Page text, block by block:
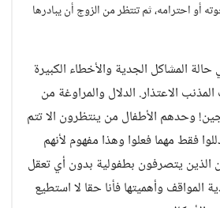
أو احترامه، ثم تنتظر من الزوج أن يبادرها
المشاكل الجدية والأخطاء الكبيرة
الاعتذار. الدلال والمراوغة من
وحدهم الأطفال من ينتظرون الا تتم
فقط مهما فعلوا وهذا مفهوم لأنهم
الذين يتصرفون بطفولية بدون أي تعقل
المواقف وأهميتها فأنا حقا لا استطيع